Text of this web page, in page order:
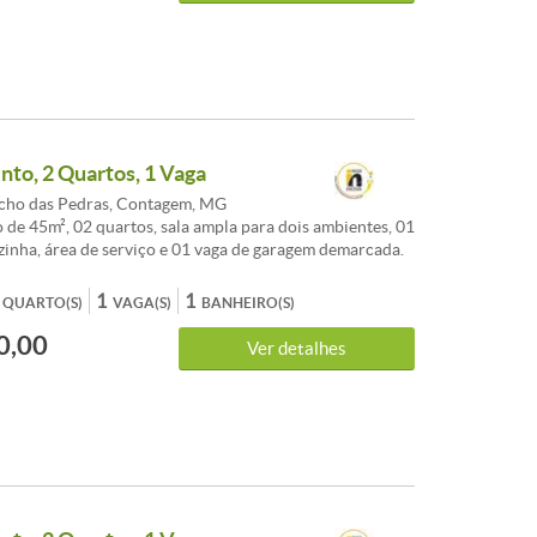
2 Quartos, 1 Vaga
das Pedras, Contagem, MG
45m², 02 quartos, sala ampla para dois ambientes, 01
área de serviço e 01 vaga de garagem demarcada.
MG.<br /><br />Ótima localização, próximo a
drogarias, laboratórios, escolas tanto particular
pontos de ônibus. <br /><br />OBS: CONDOMINIO
+ gás canalizado/ cobrados de acordo com seu
QUARTO(S) VAGA(S)
1 BANHEIRO(S)
1
Ver detalhes